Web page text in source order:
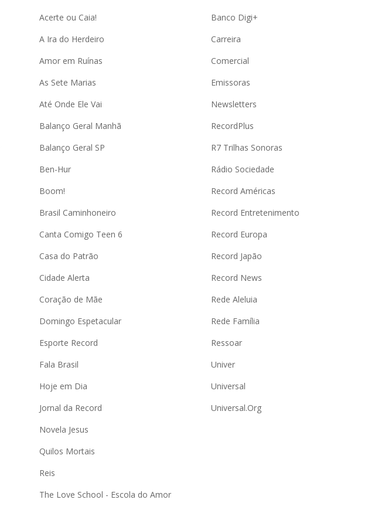
Acerte ou Caia!
A Ira do Herdeiro
Amor em Ruínas
As Sete Marias
Até Onde Ele Vai
Balanço Geral Manhã
Balanço Geral SP
Ben-Hur
Boom!
Brasil Caminhoneiro
Canta Comigo Teen 6
Casa do Patrão
Cidade Alerta
Coração de Mãe
Domingo Espetacular
Esporte Record
Fala Brasil
Hoje em Dia
Jornal da Record
Novela Jesus
Quilos Mortais
Reis
The Love School - Escola do Amor
Banco Digi+
Carreira
Comercial
Emissoras
Newsletters
RecordPlus
R7 Trilhas Sonoras
Rádio Sociedade
Record Américas
Record Entretenimento
Record Europa
Record Japão
Record News
Rede Aleluia
Rede Família
Ressoar
Univer
Universal
Universal.Org